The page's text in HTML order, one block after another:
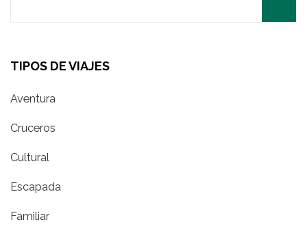
TIPOS DE VIAJES
Aventura
Cruceros
Cultural
Escapada
Familiar